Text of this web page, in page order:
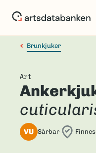
Brunkjuker
Art
VU Sårbar